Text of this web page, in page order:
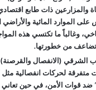
والمزارعين ذات طابع
على الموارد المائية
وغالباً ما تكتسي هذه
تضاعف من خطورتها.
الشرقي (الانفصال
لحركات انفصالية
ضد قوات الأمن، في حين